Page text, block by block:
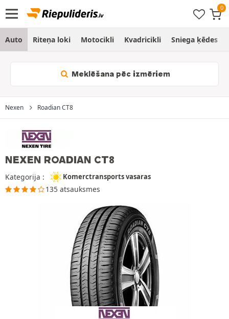
Auto Riteņa loki Motocikli Kvadricikli Sniega ķēdes
Meklēšana pēc izmēriem
Nexen Roadian CT8
NEXEN ROADIAN CT8
Kategorija : Komerctransports vasaras
135 atsauksmes